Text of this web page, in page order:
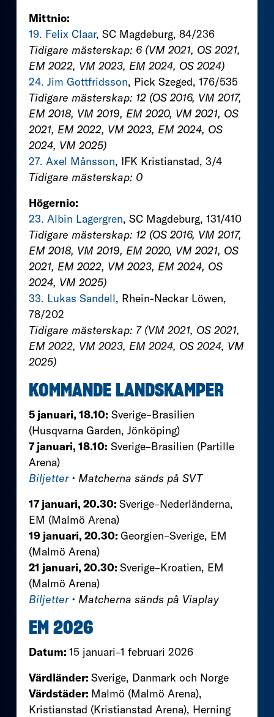
Mittnio:
19. Felix Claar, SC Magdeburg, 84/236
Tidigare mästerskap: 6 (VM 2021, OS 2021,
EM 2022, VM 2023, EM 2024, OS 2024)
24. Jim Gottfridsson, Pick Szeged, 176/535
Tidigare mästerskap: 12 (OS 2016, VM 2017,
EM 2018, VM 2019, EM 2020, VM 2021, OS
2021, EM 2022, VM 2023, EM 2024, OS
2024, VM 2025)
27. Axel Månsson, IFK Kristianstad, 3/4
Tidigare mästerskap: 0
Högernio:
23. Albin Lagergren, SC Magdeburg, 131/410
Tidigare mästerskap: 12 (OS 2016, VM 2017,
EM 2018, VM 2019, EM 2020, VM 2021, OS
2021, EM 2022, VM 2023, EM 2024, OS
2024, VM 2025)
33. Lukas Sandell, Rhein-Neckar Löwen,
78/202
Tidigare mästerskap: 7 (VM 2021, OS 2021,
EM 2022, VM 2023, EM 2024, OS 2024, VM
2025)
KOMMANDE LANDSKAMPER
5 januari, 18.10: Sverige–Brasilien
(Husqvarna Garden, Jönköping)
7 januari, 18.10: Sverige–Brasilien (Partille
Arena)
Biljetter• Matcherna sänds på SVT
17 januari, 20.30: Sverige–Nederländerna,
EM (Malmö Arena)
19 januari, 20.30: Georgien–Sverige, EM
(Malmö Arena)
21 januari, 20.30: Sverige–Kroatien, EM
(Malmö Arena)
Biljetter• Matcherna sänds på Viaplay
EM 2026
Datum: 15 januari–1 februari 2026
Värdländer: Sverige, Danmark och Norge
Värdstäder: Malmö (Malmö Arena),
Kristianstad (Kristianstad Arena), Herning